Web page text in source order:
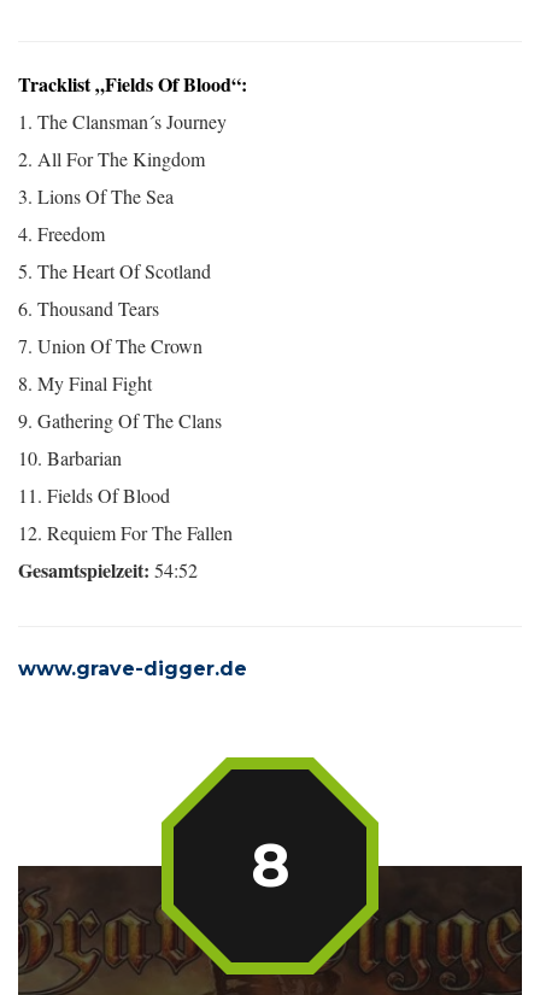
Tracklist „Fields Of Blood“:
1. The Clansman´s Journey
2. All For The Kingdom
3. Lions Of The Sea
4. Freedom
5. The Heart Of Scotland
6. Thousand Tears
7. Union Of The Crown
8. My Final Fight
9. Gathering Of The Clans
10. Barbarian
11. Fields Of Blood
12. Requiem For The Fallen
Gesamtspielzeit: 54:52
www.grave-digger.de
8